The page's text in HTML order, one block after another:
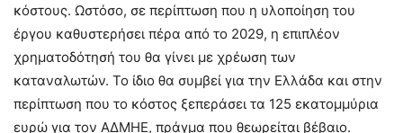
κόστους. Ωστόσο, σε περίπτωση που η υλοποίηση του
έργου καθυστερήσει πέρα από το 2029, η επιπλέον
χρηματοδότησή του θα γίνει με χρέωση των
καταναλωτών. Το ίδιο θα συμβεί για την Ελλάδα και στην
περίπτωση που το κόστος ξεπεράσει τα 125 εκατομμύρια
ευρώ για τον ΑΔΜΗΕ, πράγμα που θεωρείται βέβαιο.